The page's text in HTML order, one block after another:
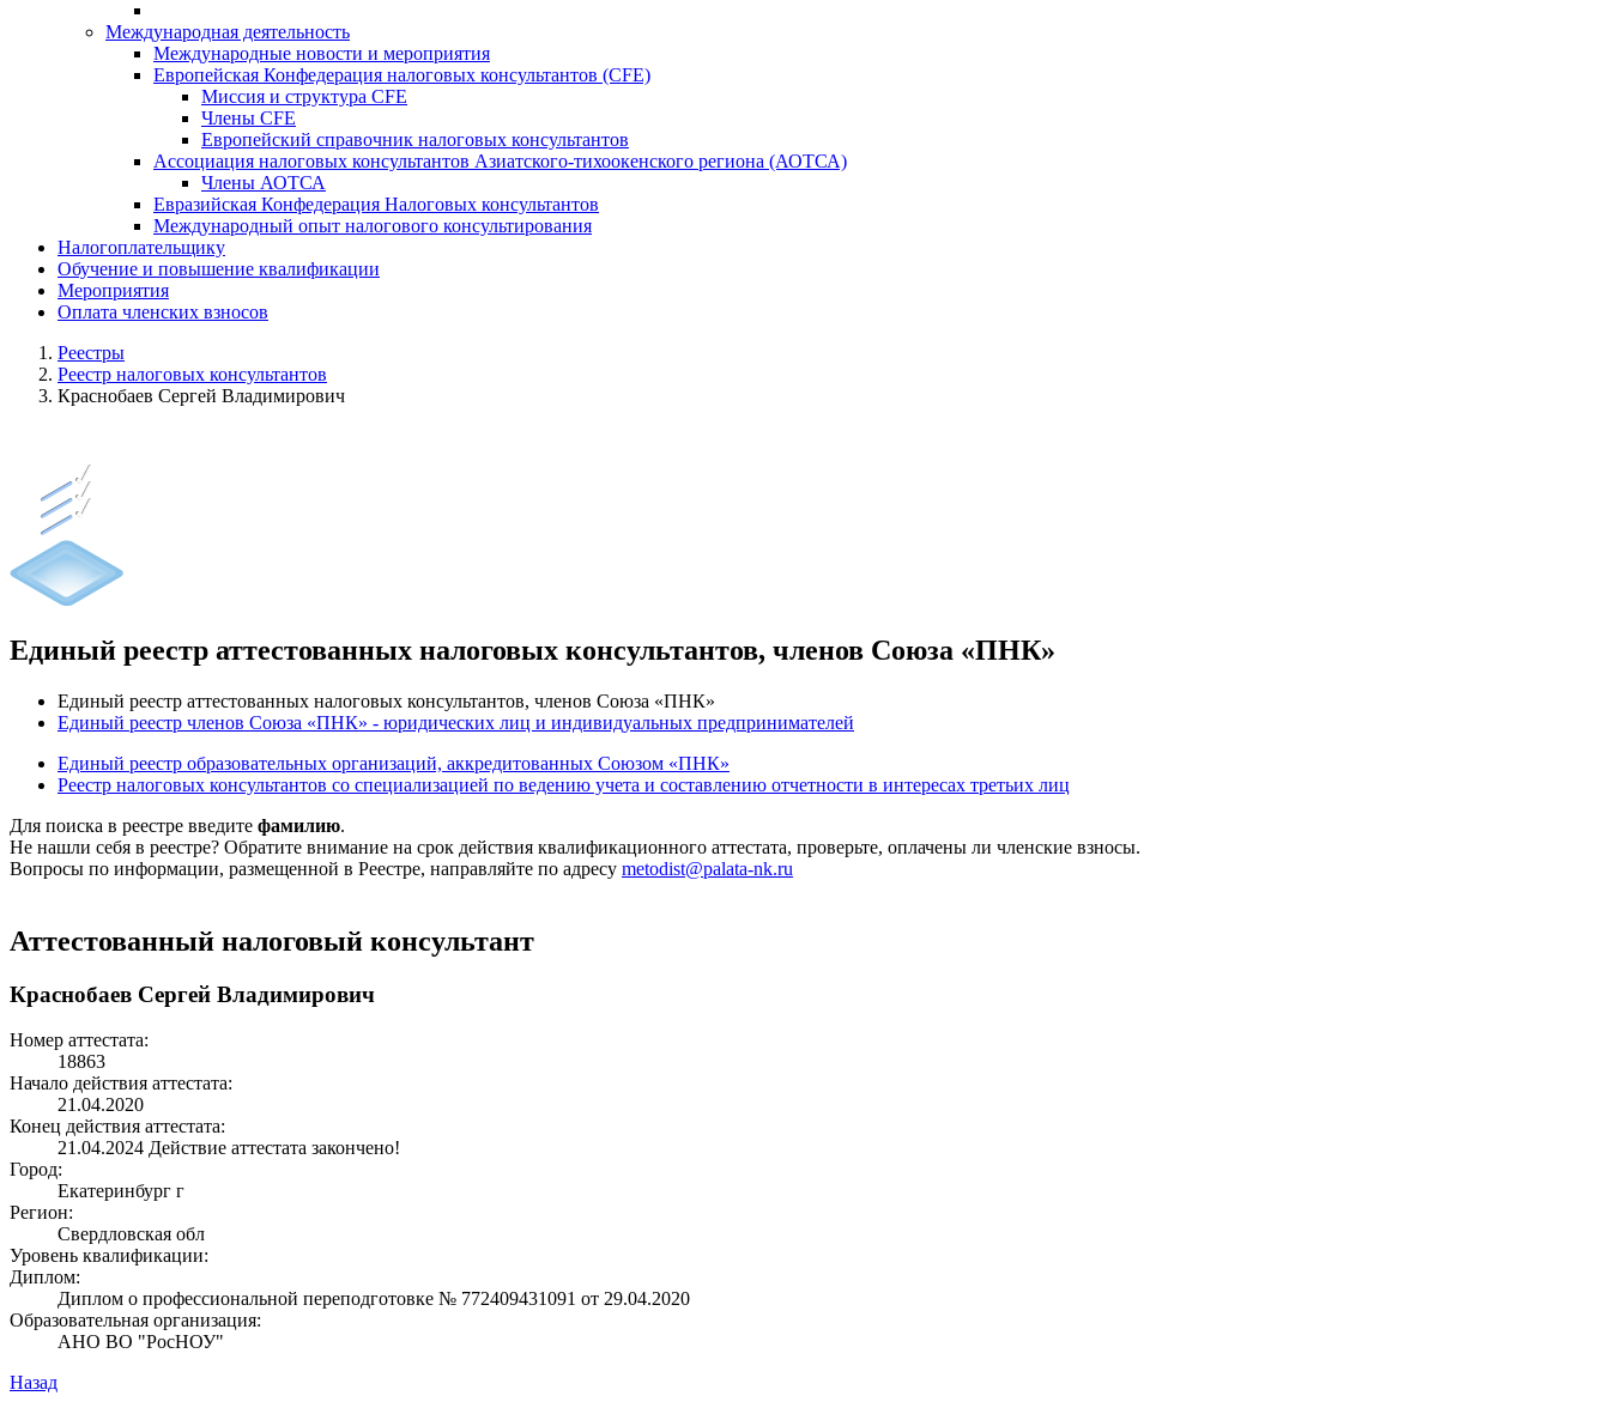
Международная деятельность
Международные новости и мероприятия
Европейская Конфедерация налоговых консультантов (CFE)
Миссия и структура CFE
Члены CFE
Европейский справочник налоговых консультантов
Ассоциация налоговых консультантов Азиатского-тихоокенского региона (АОТСА)
Члены АОТСА
Евразийская Конфедерация Налоговых консультантов
Международный опыт налогового консультирования
Налогоплательщику
Обучение и повышение квалификации
Мероприятия
Оплата членских взносов
Реестры
Реестр налоговых консультантов
Краснобаев Сергей Владимирович
Единый реестр аттестованных налоговых консультантов, членов Союза «ПНК»
Единый реестр аттестованных налоговых консультантов, членов Союза «ПНК»
Единый реестр членов Союза «ПНК» - юридических лиц и индивидуальных предпринимателей
Единый реестр образовательных организаций, аккредитованных Союзом «ПНК»
Реестр налоговых консультантов со специализацией по ведению учета и составлению отчетности в интересах третьих лиц
Для поиска в реестре введите фамилию.
Не нашли себя в реестре? Обратите внимание на срок действия квалификационного аттестата, проверьте, оплачены ли членские взносы.
Вопросы по информации, размещенной в Реестре, направляйте по адресу metodist@palata-nk.ru
Аттестованный налоговый консультант
Краснобаев Сергей Владимирович
Номер аттестата:
18863
Начало действия аттестата:
21.04.2020
Конец действия аттестата:
21.04.2024 Действие аттестата закончено!
Город:
Екатеринбург г
Регион:
Свердловская обл
Уровень квалификации:
Диплом:
Диплом о профессиональной переподготовке № 772409431091 от 29.04.2020
Образовательная организация:
АНО ВО "РосНОУ"
Назад